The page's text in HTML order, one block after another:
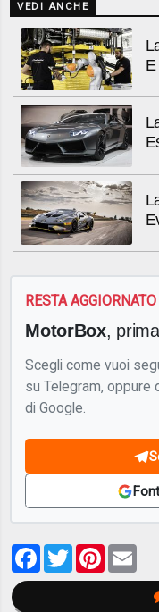
VEDI ANCHE
RESTA AGGIORNATO
MotorBox,
Scegli come vuoi
su Telegram, oppure
di Google.
Facebook
Twitter